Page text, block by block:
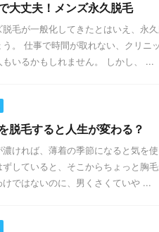
大丈夫！メンズ永久脱毛
脱毛が一般化してきたとはいえ、永
う。 仕事で時間が取れない、クリニ
もいるかもしれません。 しかし、 ...
脱毛すると人生が変わる？
濃ければ、薄着の季節になると気を
ずしていると、そこからちょっと胸
けではないのに、男くさくていや ...